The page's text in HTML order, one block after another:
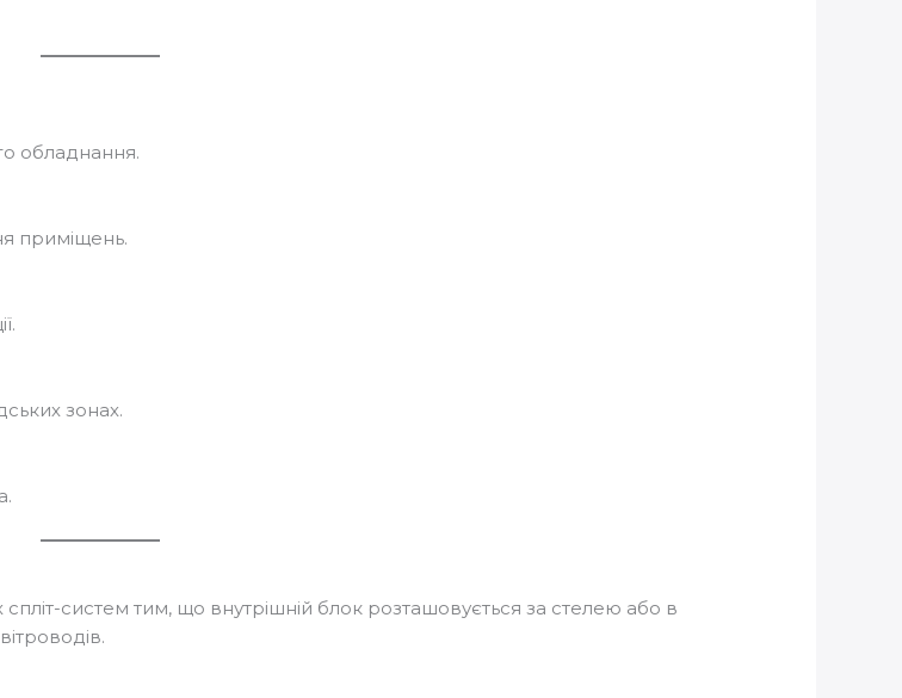
обладнання.
приміщень.
зонах.
систем тим, що внутрішній блок розташовується за стелею або в